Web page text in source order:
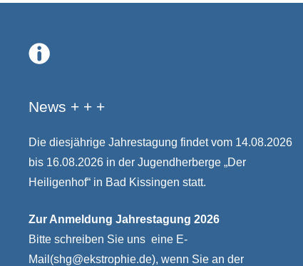
News + + +
Die diesjährige Jahrestagung findet vom 14.08.2026
bis 16.08.2026 in der Jugendherberge „Der
Heiligenhof“ in Bad Kissingen statt.
Zur Anmeldung Jahrestagung 2026
Bitte schreiben Sie uns eine E-
Mail(shg@ekstrophie.de), wenn Sie an der